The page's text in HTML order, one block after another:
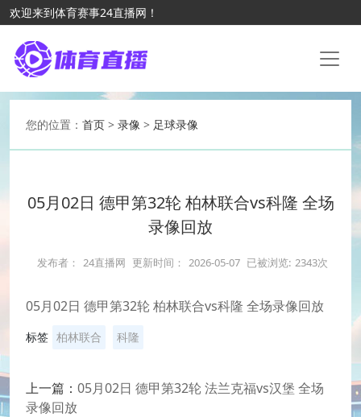
欢迎来到体育赛事24直播网！
您的位置： 首页 > 录像 > 足球录像
05月02日 德甲第32轮 柏林联合vs科隆 全场
录像回放
发布者： 24直播网 更新时间： 2026-05-07 已被浏览: 2343次
05月02日 德甲第32轮 柏林联合vs科隆 全场录像回放
标签 柏林联合 科隆
上一篇： 05月02日 德甲第32轮 法兰克福vs汉堡 全场
录像回放